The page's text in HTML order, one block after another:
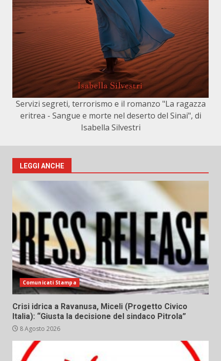
Servizi segreti, terrorismo e il romanzo "La ragazza
eritrea - Sangue e morte nel deserto del Sinai", di
Isabella Silvestri
LEGGI ANCHE
Comunicati Stampa
Crisi idrica a Ravanusa, Miceli (Progetto Civico
Italia): “Giusta la decisione del sindaco Pitrola”
8 Agosto 2026